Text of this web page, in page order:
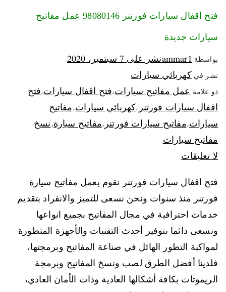
فتح اقفال سيارات فورتنر 98080146‬ عمل مفاتيح
سيارات جديدة
بواسطة ammar1نشر على 7 سبتمبر، 2020
نشر فيكهربائي سيارات
ذو علامة عمل مفاتيح سيارات،فتح اقفال سيارات،فتح
اقفال سيارات فورتنر ،كهربائي سيارات،مفاتيح
سيارات،مفاتيح سيارات فورتنر ،مفاتيح سيارة،نسخ
مفاتيح سيارات
لا تعليقات
فتح اقفال سيارات فورتنر نقوم بعمل مفاتيح سيارة
فورتنر منذ سنوات ونحن نسعى للتميز والانفراد بتقديم
خدمات احترافية في مجال المفاتيح بجميع انواعها
ونسعى دائما بتوفير أحدث التقنيات والأجهزة المتطورة
لمواكبة التطور الهائل في صناعة المفاتيح وبرمجتها،
فلدينا أفضل الطرق لصب ونسخ المفاتيح وبرمجة
الريموتات بكافة أشكالها العادية وذات الأمان العادي،